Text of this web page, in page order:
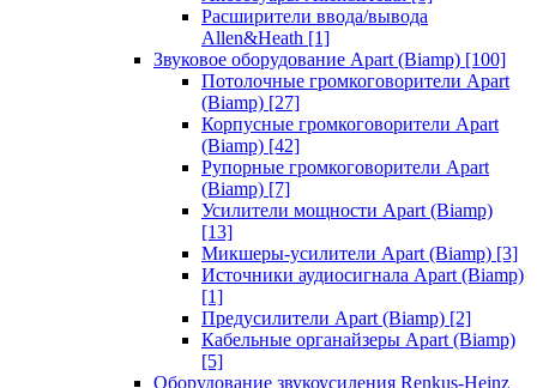
Расширители ввода/вывода
Allen&Heath [1]
Звуковое оборудование Apart (Biamp) [100]
Потолочные громкоговорители Apart
(Biamp) [27]
Корпусные громкоговорители Apart
(Biamp) [42]
Рупорные громкоговорители Apart
(Biamp) [7]
Усилители мощности Apart (Biamp)
[13]
Микшеры-усилители Apart (Biamp) [3]
Источники аудиосигнала Apart (Biamp)
[1]
Предусилители Apart (Biamp) [2]
Кабельные органайзеры Apart (Biamp)
[5]
Оборудование звукоусиления Renkus-Heinz